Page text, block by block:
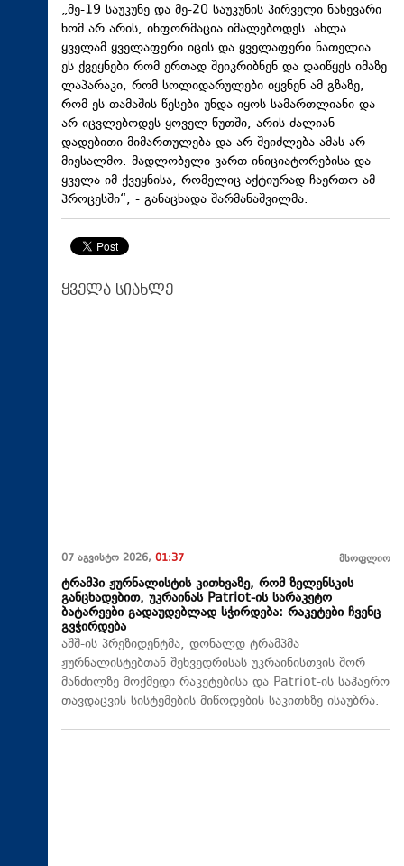
„მე-19 საუკუნე და მე-20 საუკუნის პირველი ნახევარი
ხომ არ არის, ინფორმაცია იმალებოდეს. ახლა
ყველამ ყველაფერი იცის და ყველაფერი ნათელია.
ეს ქვეყნები რომ ერთად შეიკრიბნენ და დაიწყეს იმაზე
ლაპარაკი, რომ სოლიდარულები იყვნენ ამ გზაზე,
რომ ეს თამაშის წესები უნდა იყოს სამართლიანი და
არ იცვლებოდეს ყოველ წუთში, არის ძალიან
დადებითი მიმართულება და არ შეიძლება ამას არ
მიესალმო. მადლობელი ვართ ინიციატორებისა და
ყველა იმ ქვეყნისა, რომელიც აქტიურად ჩაერთო ამ
პროცესში“, - განაცხადა შარმანაშვილმა.
ყველა სიახლე
07 აგვისტო 2026, 01:37 მსოფლიო
ტრამპი ჟურნალისტის კითხვაზე, რომ ზელენსკის
განცხადებით, უკრაინას Patriot-ის სარაკეტო
ბატარეები გადაუდებლად სჭირდება: რაკეტები ჩვენც
გვჭირდება
აშშ-ის პრეზიდენტმა, დონალდ ტრამპმა
ჟურნალისტებთან შეხვედრისას უკრაინისთვის შორ
მანძილზე მოქმედი რაკეტებისა და Patriot-ის საჰაერო
თავდაცვის სისტემების მიწოდების საკითხზე ისაუბრა.